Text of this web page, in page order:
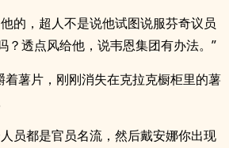
的，超人不是说他试图说服芬奇议员
？透点风给他，说韦恩集团有办法。”
着薯片，刚刚消失在克拉克橱柜里的薯
员都是官员名流，然后戴安娜你出现